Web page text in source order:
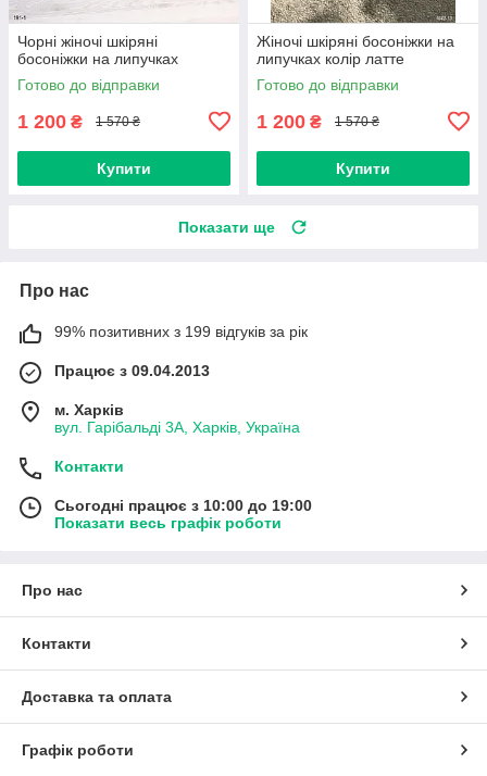
Чорні жіночі шкіряні
босоніжки на липучках
Готово до відправки
1 200 ₴ 1 570 ₴
Купити
Жіночі шкіряні босоніжки на
липучках колір латте
Готово до відправки
1 200 ₴ 1 570 ₴
Купити
Показати ще
Про нас
99% позитивних з 199 відгуків за рік
Працює з 09.04.2013
м. Харків
вул. Гарібальді 3А, Харків, Україна
Контакти
Сьогодні працює з 10:00 до 19:00
Показати весь графік роботи
Про нас
Контакти
Доставка та оплата
Графік роботи